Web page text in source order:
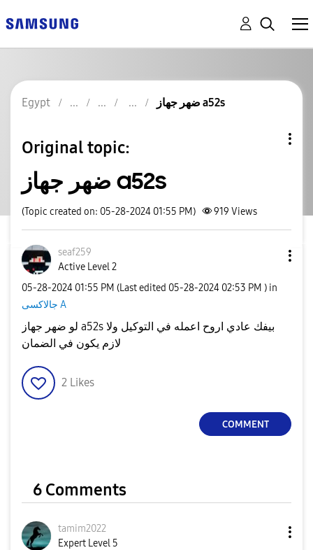
Egypt ضهر جهاز a52s
Original topic:
ضهر جهاز a52s
(Topic created on: 05-28-2024 01:55 PM) 919 Views
seaf259
Active Level 2
‎05-28-2024 01:55 PM (Last edited ‎05-28-2024 02:53 PM ) in
جالاكسى A
لو ضهر جهاز a52s بيفك عادي اروح اعمله في التوكيل ولا
لازم يكون في الضمان
2 Likes
COMMENT
6 Comments
tamim2022
Expert Level 5